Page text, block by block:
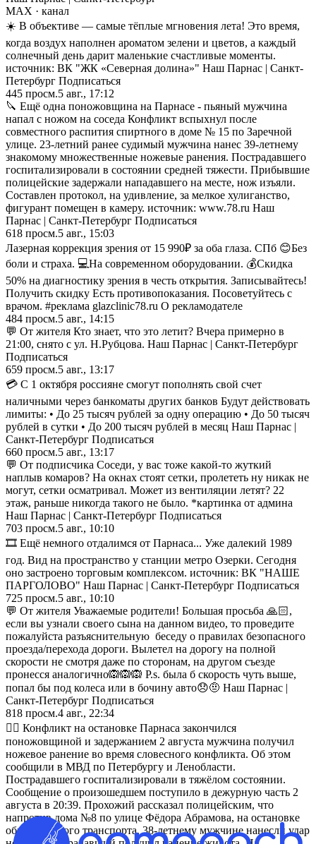
MAX · канал
☀️ В объективе — самые тёплые мгновения лета! Это время,
когда воздух наполнен ароматом зелени и цветов, а каждый
солнечный день дарит маленькие счастливые моменты.
источник: ВК "ЖК «Северная долина»" Наш Парнас | Санкт-
Петербург Подписаться
445 просм.5 авг., 17:12
🔪 Ещё одна поножовщина на Парнасе - пьяный мужчина
напал с ножом на соседа Конфликт вспыхнул после
совместного распития спиртного в доме № 15 по Заречной
улице. 23-летний ранее судимый мужчина нанес 39-летнему
знакомому множественные ножевые ранения. Пострадавшего
госпитализировали в состоянии средней тяжести. Прибывшие
полицейские задержали нападавшего на месте, нож изъяли.
Составлен протокол, на удивление, за мелкое хулиганство,
фигурант помещен в камеру. источник: www.78.ru Наш
Парнас | Санкт-Петербург Подписаться
618 просм.5 авг., 15:03
Лазерная коррекция зрения от 15 990₽ за оба глаза. СПб 😊Без
боли и страха. 💻На современном оборудовании. 💰Скидка
50% на диагностику зрения в честь открытия. Записывайтесь!
Получить скидку Есть противопоказания. Посоветуйтесь с
врачом. #реклама glazclinic78.ru О рекламодателе
484 просм.5 авг., 14:15
💬 От жителя Кто знает, что это летит? Вчера примерно в
21:00, снято с ул. Н.Рубцова. Наш Парнас | Санкт-Петербург
Подписаться
659 просм.5 авг., 13:17
💳 С 1 октября россияне смогут пополнять свой счет
наличными через банкоматы других банков Будут действовать
лимиты: • До 25 тысяч рублей за одну операцию • До 50 тысяч
рублей в сутки • До 200 тысяч рублей в месяц Наш Парнас |
Санкт-Петербург Подписаться
660 просм.5 авг., 13:17
💬 От подписчика Соседи, у вас тоже какой-то жуткий
наплыв комаров? На окнах стоят сетки, пролететь ну никак не
могут, сетки осматривал. Может из вентиляции летят? 22
этаж, раньше никогда такого не было. *картинка от админа
Наш Парнас | Санкт-Петербург Подписаться
703 просм.5 авг., 10:10
🎞 Ещё немного отдалимся от Парнаса... Уже далекий 1989
год. Вид на пространство у станции метро Озерки. Сегодня
оно застроено торговым комплексом. источник: ВК "НАШЕ
ПАРГОЛОВО" Наш Парнас | Санкт-Петербург Подписаться
725 просм.5 авг., 10:10
💬 От жителя Уважаемые родители! Большая просьба 🙏🏻,
если вы узнали своего сына на данном видео, то проведите
пожалуйста разъяснительную беседу о правилах безопасного
проезда/перехода дороги. Вылетел на дорогу на полной
скорости не смотря даже по сторонам, на другом съезде
пронесся аналогично🙉🙉🙉 P.s. была б скорость чуть выше,
попал бы под колеса или в бочину авто😞🤨 Наш Парнас |
Санкт-Петербург Подписаться
818 просм.4 авг., 22:34
👮‍♂️ Конфликт на остановке Парнаса закончился
поножовщиной и задержанием 2 августа мужчина получил
ножевое ранение во время словесного конфликта. Об этом
сообщили в МВД по Петербургу и Ленобласти.
Пострадавшего госпитализировали в тяжёлом состоянии.
Сообщение о произошедшем поступило в дежурную часть 2
августа в 20:39. Прохожий рассказал полицейским, что
напротив дома №8 по улице Фёдора Абрамова, на остановке
общественного транспорта, 38-летнему мужчине нанесли удар